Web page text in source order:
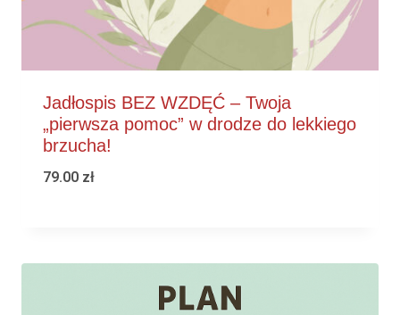
Jadłospis BEZ WZDĘĆ – Twoja
„pierwsza pomoc” w drodze do lekkiego
brzucha!
79.00 zł